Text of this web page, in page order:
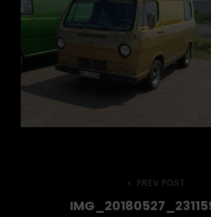
Previous
Post
PREV POST